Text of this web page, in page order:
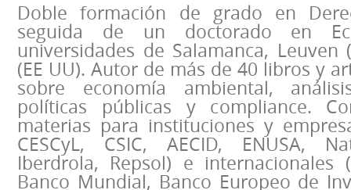
Doble formación de grado en
seguida de un doctorado en
universidades de Salamanca, Leuven
(EE UU). Autor de más de 40 libros y
sobre economía ambiental,
políticas públicas y compliance.
materias para instituciones y
CESCyL, CSIC, AECID, ENUSA,
Iberdrola, Repsol) e internacionales
Banco Mundial, Banco Europeo de